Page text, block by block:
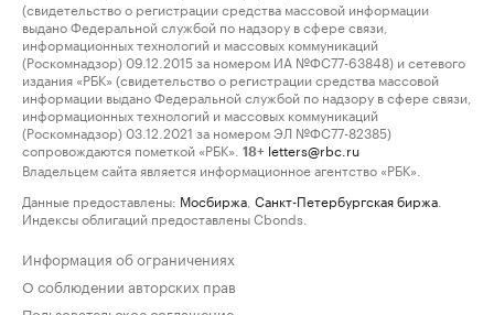
(свидетельство о регистрации средства массовой информации
выдано Федеральной службой по надзору в сфере связи,
информационных технологий и массовых коммуникаций
(Роскомнадзор) 09.12.2015 за номером ИА №ФС77-63848) и сетевого
издания «РБК» (свидетельство о регистрации средства массовой
информации выдано Федеральной службой по надзору в сфере связи,
информационных технологий и массовых коммуникаций
(Роскомнадзор) 03.12.2021 за номером ЭЛ №ФС77-82385)
сопровождаются пометкой «РБК».
18+ letters@rbc.ru
Владельцем сайта является информационное агентство «РБК».
Данные предоставлены: Мосбиржа Санкт-Петербургская биржа
Индексы облигаций предоставлены Cbonds.
Информация об ограничениях
О соблюдении авторских прав